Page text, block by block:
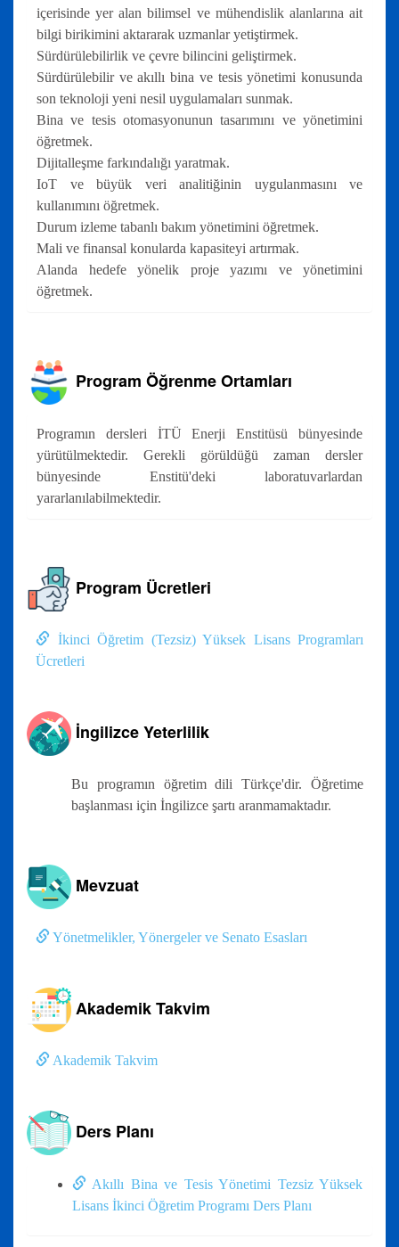
içerisinde yer alan bilimsel ve mühendislik alanlarına ait
bilgi birikimini aktararak uzmanlar yetiştirmek.
Sürdürülebilirlik ve çevre bilincini geliştirmek.
Sürdürülebilir ve akıllı bina ve tesis yönetimi konusunda
son teknoloji yeni nesil uygulamaları sunmak.
Bina ve tesis otomasyonunun tasarımını ve yönetimini
öğretmek.
Dijitalleşme farkındalığı yaratmak.
IoT ve büyük veri analitiğinin uygulanmasını ve
kullanımını öğretmek.
Durum izleme tabanlı bakım yönetimini öğretmek.
Mali ve finansal konularda kapasiteyi artırmak.
Alanda hedefe yönelik proje yazımı ve yönetimini
öğretmek.
Program Öğrenme Ortamları
Programın dersleri İTÜ Enerji Enstitüsü bünyesinde
yürütülmektedir. Gerekli görüldüğü zaman dersler
bünyesinde Enstitü'deki laboratuvarlardan
yararlanılabilmektedir.
Program Ücretleri
İkinci Öğretim (Tezsiz) Yüksek Lisans Programları
Ücretleri
İngilizce Yeterlilik
Bu programın öğretim dili Türkçe'dir. Öğretime
başlanması için İngilizce şartı aranmamaktadır.
Mevzuat
Yönetmelikler, Yönergeler ve Senato Esasları
Akademik Takvim
Akademik Takvim
Ders Planı
Akıllı Bina ve Tesis Yönetimi Tezsiz Yüksek
Lisans İkinci Öğretim Programı Ders Planı